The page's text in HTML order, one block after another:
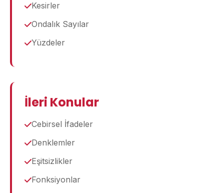
Kesirler
Ondalık Sayılar
Yüzdeler
İleri Konular
Cebirsel İfadeler
Denklemler
Eşitsizlikler
Fonksiyonlar